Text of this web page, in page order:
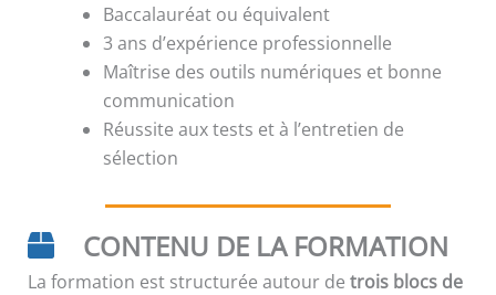
Baccalauréat ou équivalent
3 ans d’expérience professionnelle
Maîtrise des outils numériques et bonne
communication
Réussite aux tests et à l’entretien de
sélection
CONTENU DE LA FORMATION
La formation est structurée autour de trois blocs de